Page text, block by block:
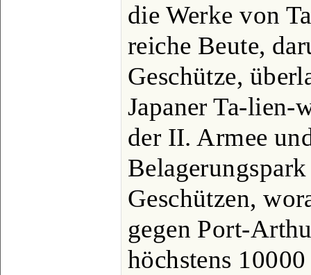
die Werke von
reiche Beute,
Geschütze,
Japaner Ta-lien-
der II. Armee
Geschützen,
gegen Port-
höchstens